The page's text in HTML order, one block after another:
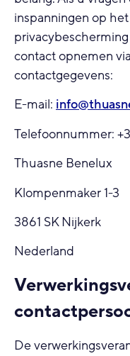
inspanningen op
contact opnemen
contactgegevens:
E-mail:
Telefoonnummer:
Thuasne Benelux
Klompenmaker 1-3
3861 SK Nijkerk
Nederland
De